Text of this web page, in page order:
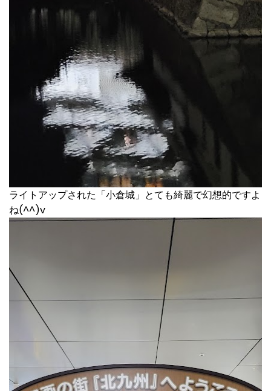
ライトアップされた「小倉城」とても綺麗で幻想的ですよ
ね(^^)v